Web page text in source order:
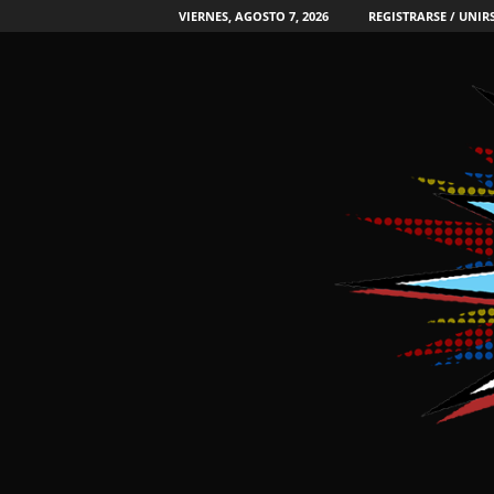
VIERNES, AGOSTO 7, 2026 REGISTRARSE /